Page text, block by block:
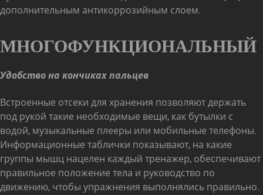
дополнительным антикоррозийным слоем.
МНОГОФУНКЦИОНАЛЬНЫЙ
Удобство на кончиках пальцев
Встроенные отсеки для хранения позволяют держать
под рукой такие необходимые вещи, как бутылки с
водой, музыкальные плееры или мобильные телефоны.
Информационные таблички показывают, на какие
группы мышц нацелен каждый тренажер, обеспечивают
правильное положение тела и руководство по
движению, чтобы упражнения выполнялись правильно.